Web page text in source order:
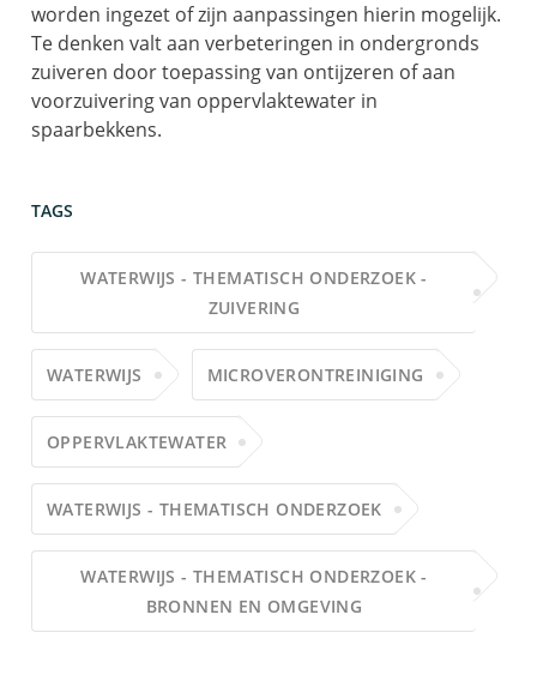
worden ingezet of zijn aanpassingen hierin mogelijk.
Te denken valt aan verbeteringen in ondergronds
zuiveren door toepassing van ontijzeren of aan
voorzuivering van oppervlaktewater in
spaarbekkens.
TAGS
WATERWIJS - THEMATISCH ONDERZOEK -
ZUIVERING
WATERWIJS MICROVERONTREINIGING
OPPERVLAKTEWATER
WATERWIJS - THEMATISCH ONDERZOEK
WATERWIJS - THEMATISCH ONDERZOEK -
BRONNEN EN OMGEVING